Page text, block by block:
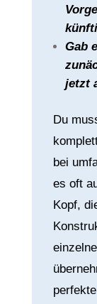
Gab
jetzt
Du
bei
es oft
Kopf,